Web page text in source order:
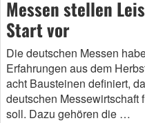
Messen stellen
Start vor
Die deutschen Messen
Erfahrungen aus dem
acht Bausteinen definiert,
deutschen Messewirtschaft
soll. Dazu gehören die …